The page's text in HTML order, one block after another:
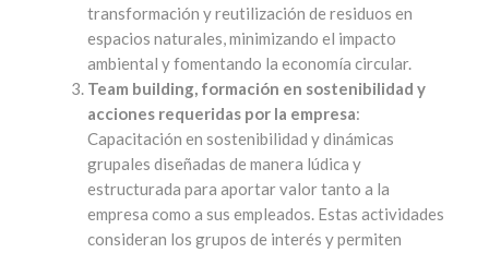
transformación y reutilización de residuos en
espacios naturales, minimizando el impacto
ambiental y fomentando la economía circular.
Team building, formación en sostenibilidad y
acciones requeridas por la empresa:
Capacitación en sostenibilidad y dinámicas
grupales diseñadas de manera lúdica y
estructurada para aportar valor tanto a la
empresa como a sus empleados. Estas actividades
consideran los grupos de interés y permiten